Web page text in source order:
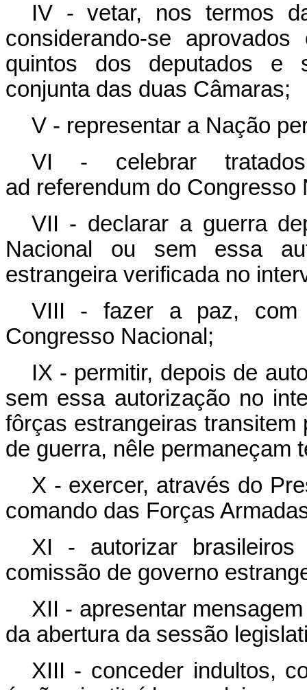
IV - vetar, nos termos
considerando-se
quintos dos deputados e
conjunta das duas Câmaras;
V - representar a Nação
VI - celebrar tratados
ad referendum do Congresso
VII - declarar a guerra
Nacional ou sem essa
estrangeira verificada no
VIII - fazer a paz, com
Congresso Nacional;
IX - permitir, depois de
sem essa autorização no
fôrças estrangeiras
de guerra, nêle permaneçam
X - exercer, através do
comando das Forças
XI - autorizar
comissão de governo
XII - apresentar
da abertura da sessão
XIII - conceder indultos,